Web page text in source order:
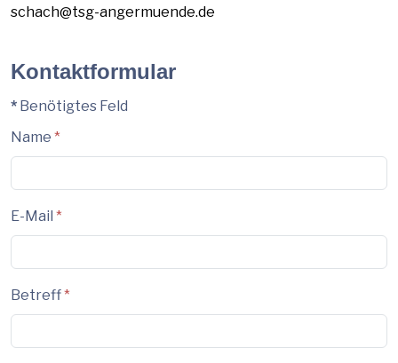
schach@tsg-angermuende.de
Kontaktformular
* Benötigtes Feld
Name *
E-Mail *
Betreff*